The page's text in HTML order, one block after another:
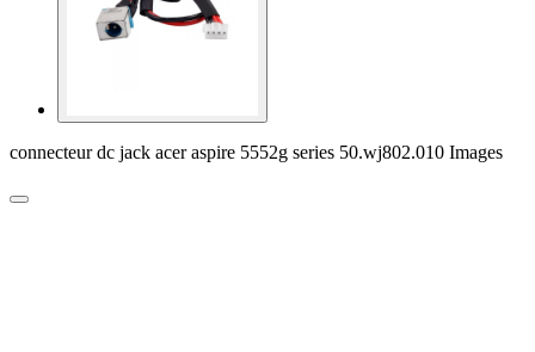
connecteur dc jack acer aspire 5552g series 50.wj802.010 Images